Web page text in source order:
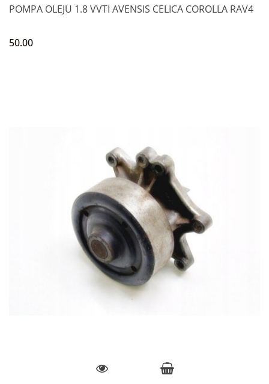
POMPA OLEJU 1.8 VVTI AVENSIS CELICA COROLLA RAV4
50.00